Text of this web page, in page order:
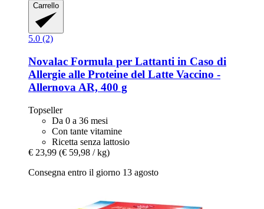
Carrello
5.0 (2)
Novalac Formula per Lattanti in Caso di
Allergie alle Proteine del Latte Vaccino -​
Allernova AR, 400 g
Topseller
Da 0 a 36 mesi
Con tante vitamine
Ricetta senza lattosio
€ 23,99 (€ 59,98 / kg)
Consegna entro il giorno 13 agosto